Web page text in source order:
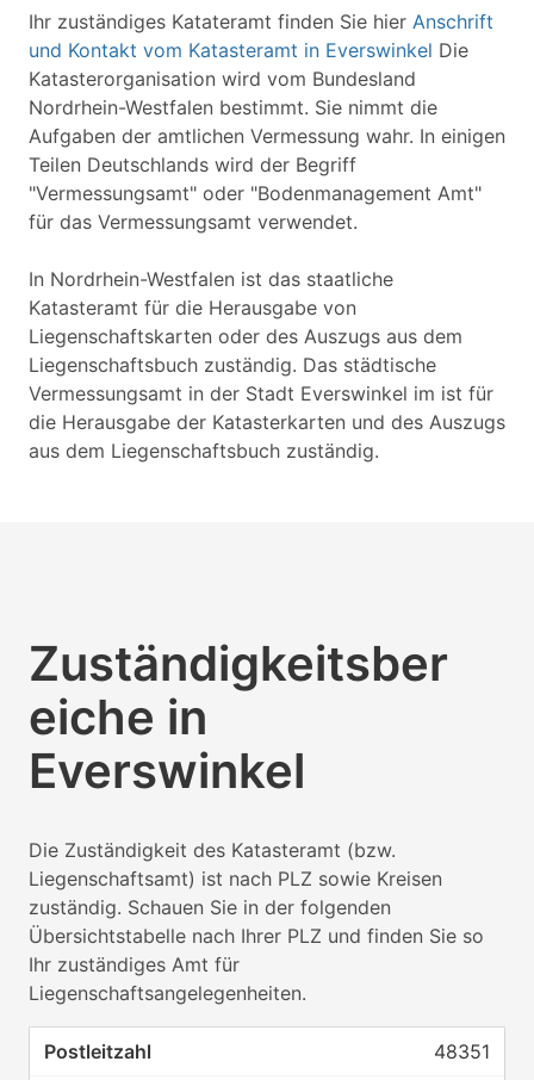
Ihr zuständiges Katateramt finden Sie hier Anschrift
und Kontakt vom Katasteramt in Everswinkel Die
Katasterorganisation wird vom Bundesland
Nordrhein-Westfalen bestimmt. Sie nimmt die
Aufgaben der amtlichen Vermessung wahr. In einigen
Teilen Deutschlands wird der Begriff
"Vermessungsamt" oder "Bodenmanagement Amt"
für das Vermessungsamt verwendet.
In Nordrhein-Westfalen ist das staatliche
Katasteramt für die Herausgabe von
Liegenschaftskarten oder des Auszugs aus dem
Liegenschaftsbuch zuständig. Das städtische
Vermessungsamt in der Stadt Everswinkel im ist für
die Herausgabe der Katasterkarten und des Auszugs
aus dem Liegenschaftsbuch zuständig.
Zuständigkeitsber
eiche in
Everswinkel
Die Zuständigkeit des Katasteramt (bzw.
Liegenschaftsamt) ist nach PLZ sowie Kreisen
zuständig. Schauen Sie in der folgenden
Übersichtstabelle nach Ihrer PLZ und finden Sie so
Ihr zuständiges Amt für
Liegenschaftsangelegenheiten.
48351